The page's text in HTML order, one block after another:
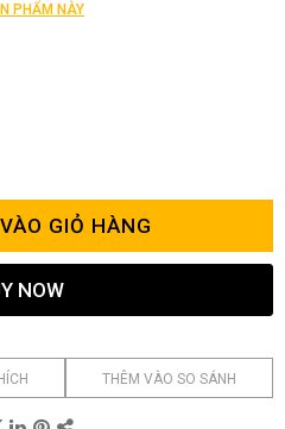
PHẨM NÀY
GIỎ HÀNG
NOW
THÊM VÀO SO SÁNH